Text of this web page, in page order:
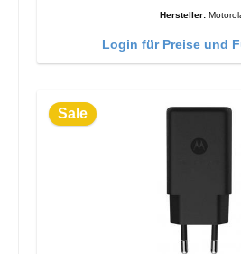
Hersteller:
Login für Preise und
Sale